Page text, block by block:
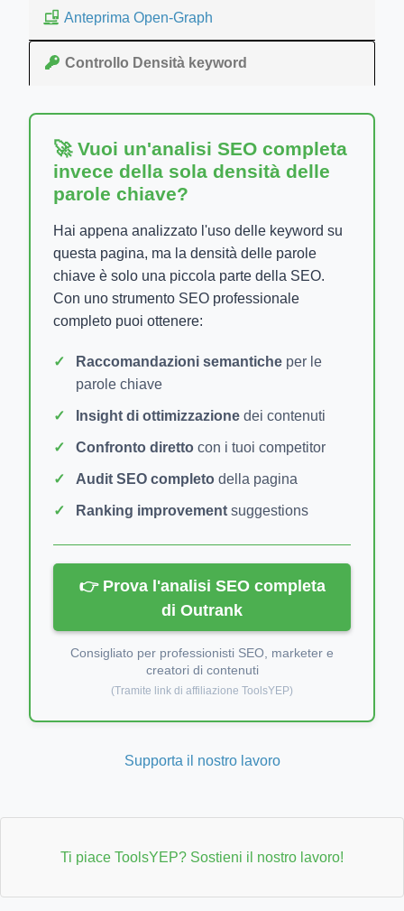
Anteprima Open-Graph
Controllo Densità keyword
🚀 Vuoi un'analisi SEO completa
invece della sola densità delle
parole chiave?
Hai appena analizzato l'uso delle keyword su
questa pagina, ma la densità delle parole
chiave è solo una piccola parte della SEO.
Con uno strumento SEO professionale
completo puoi ottenere:
Raccomandazioni semantiche per le
parole chiave
Insight di ottimizzazione dei contenuti
Confronto diretto con i tuoi competitor
Audit SEO completo della pagina
Ranking improvement suggestions
👉 Prova l'analisi SEO completa
di Outrank
Consigliato per professionisti SEO, marketer e
creatori di contenuti
(Tramite link di affiliazione ToolsYEP)
Supporta il nostro lavoro
Ti piace ToolsYEP? Sostieni il nostro lavoro!